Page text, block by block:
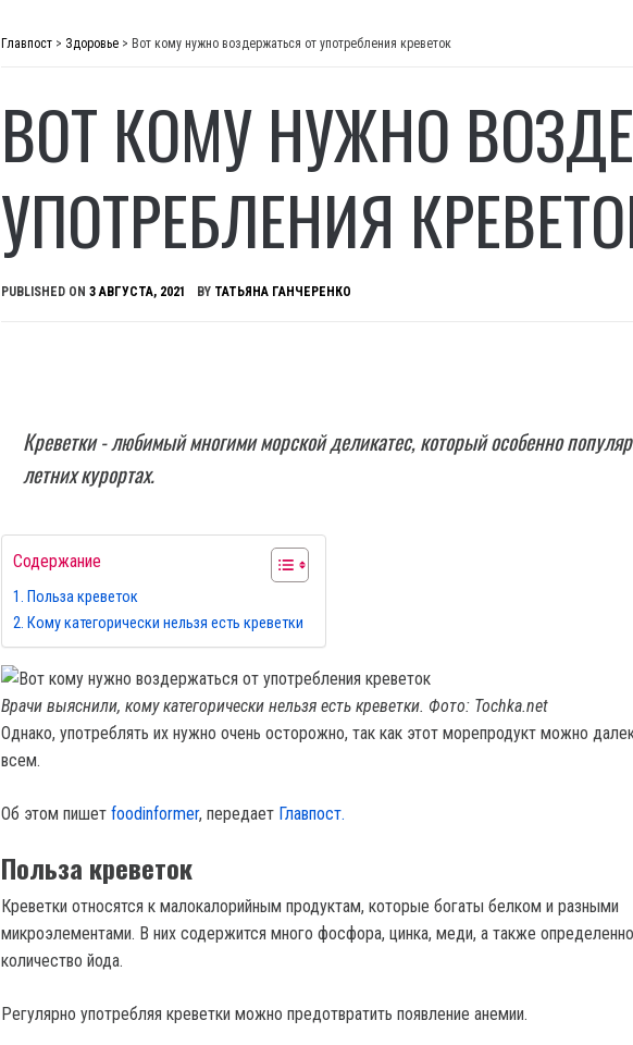
Главпост > Здоровье > Вот кому нужно воздержаться от употребления креветок
ВОТ КОМУ НУЖНО
УПОТРЕБЛЕНИЯ
PUBLISHED ON 3 АВГУСТА, 2021 BY ТАТЬЯНА ГАНЧЕРЕНКО
Креветки - любимый многими морской деликатес, который особенно
летних курортах.
Содержание
Польза креветок
Кому категорически нельзя есть креветки
Врачи выяснили, кому категорически нельзя есть креветки. Фото: Tochka.net
Однако, употреблять их нужно очень осторожно, так как этот морепродукт можно
всем.
Об этом пишет foodinformer, передает Главпост.
Польза креветок
Креветки относятся к малокалорийным продуктам, которые богаты белком и разными
микроэлементами. В них содержится много фосфора, цинка, меди, а также
количество йода.
Регулярно употребляя креветки можно предотвратить появление анемии.